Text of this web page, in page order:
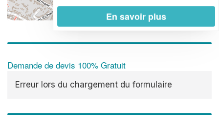
| Map data ©OpenStreetMap contributors,
Demande de devis 100% Gratuit
Erreur lors du chargement du formulaire
En savoir plus